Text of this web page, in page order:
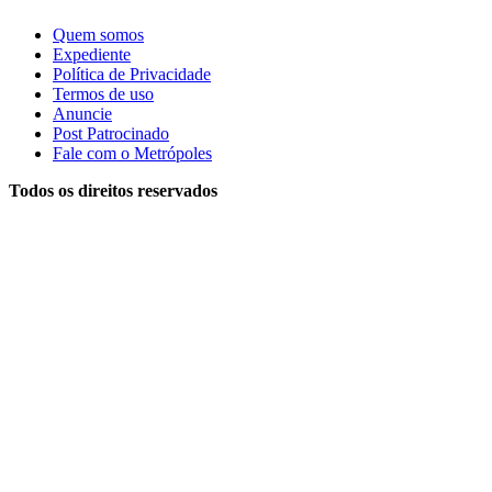
Quem somos
Expediente
Política de Privacidade
Termos de uso
Anuncie
Post Patrocinado
Fale com o Metrópoles
Todos os direitos reservados